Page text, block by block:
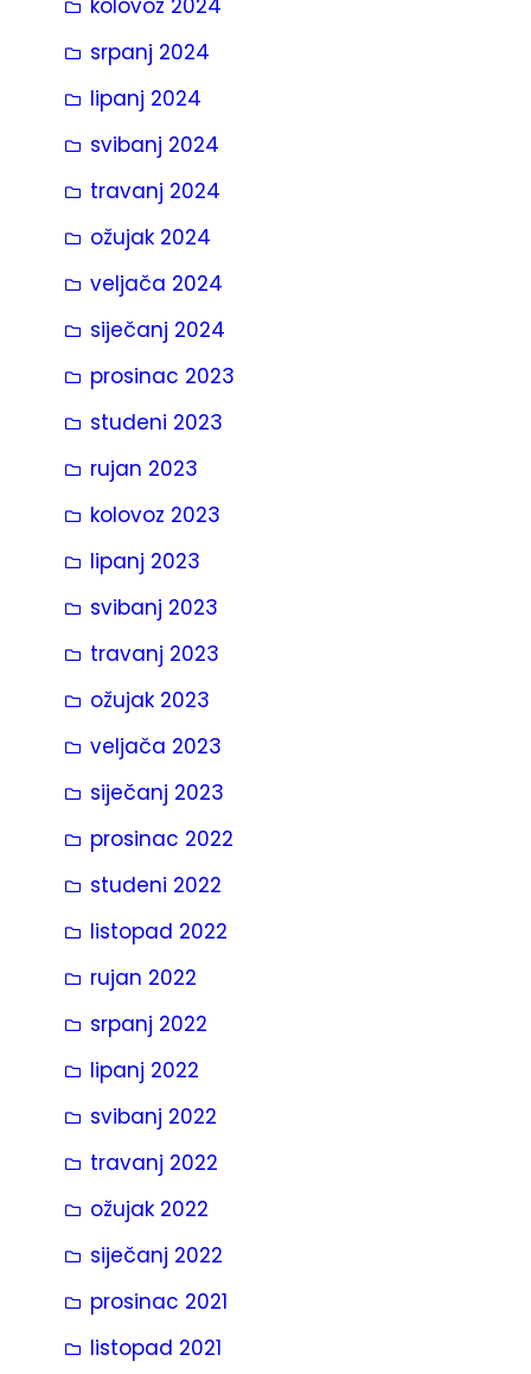
srpanj 2024
lipanj 2024
svibanj 2024
travanj 2024
ožujak 2024
veljača 2024
siječanj 2024
prosinac 2023
studeni 2023
rujan 2023
kolovoz 2023
lipanj 2023
svibanj 2023
travanj 2023
ožujak 2023
veljača 2023
siječanj 2023
prosinac 2022
studeni 2022
listopad 2022
rujan 2022
srpanj 2022
lipanj 2022
svibanj 2022
travanj 2022
ožujak 2022
siječanj 2022
prosinac 2021
listopad 2021